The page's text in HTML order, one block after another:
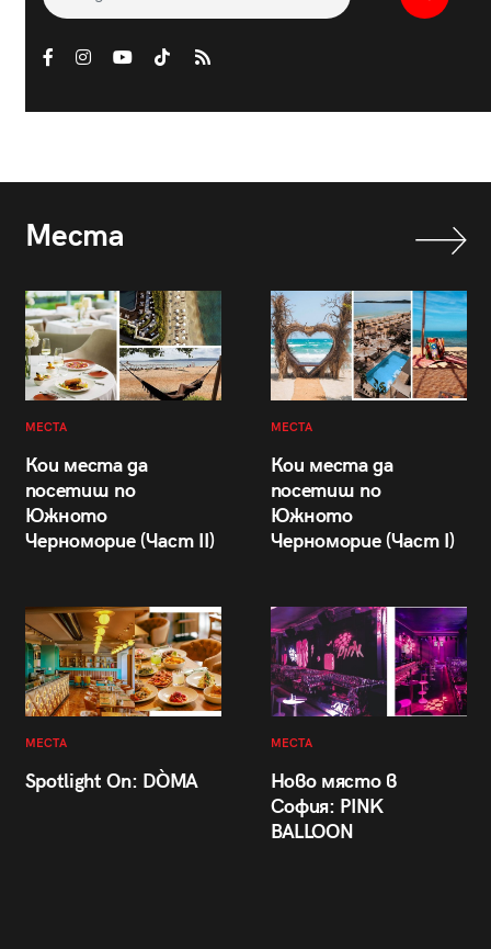
Места
МЕСТА
Кои места да
посетиш по
Южното
Черноморие (Част II)
МЕСТА
Кои места да
посетиш по
Южното
Черноморие (Част I)
МЕСТА
Spotlight On: DÒMA
МЕСТА
Ново място в
София: PINK
BALLOON